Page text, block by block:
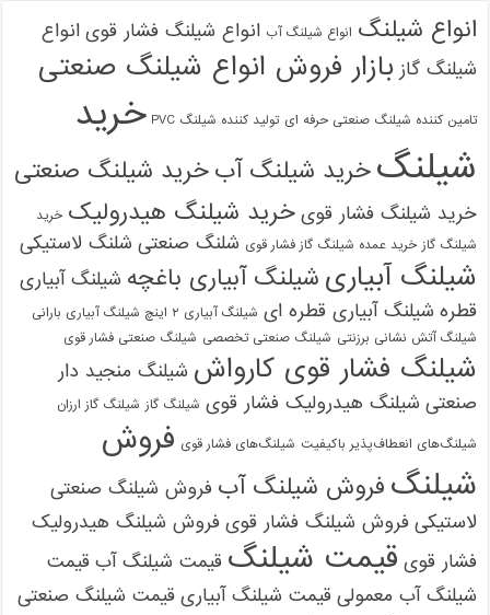
انواع شیلنگ انواع شیلنگ آب انواع شیلنگ فشار قوی انواع
شیلنگ گاز بازار فروش انواع شیلنگ صنعتی
تامین کننده شیلنگ صنعتی حرفه ای تولید کننده شیلنگ PVC
خرید
شیلنگخرید شیلنگ آبخرید شیلنگ صنعتی
خرید شیلنگ فشار قوی خرید شیلنگ هیدرولیک خرید
شیلنگ گاز خرید عمده شیلنگ گاز فشار قوی شلنگ صنعتی شلنگ لاستیکی
شیلنگ آبیاری شیلنگ آبیاری باغچه شیلنگ آبیاری
قطره شیلنگ آبیاری قطره ای شیلنگ آبیاری ۲ اینچ شیلنگ آبیاری بارانی
شیلنگ آتش نشانی برزنتی شیلنگ صنعتی تخصصی شیلنگ صنعتی فشار قوی
شیلنگ فشار قوی کارواش شیلنگ منجید دار
صنعتی شیلنگ هیدرولیک فشار قوی شیلنگ گاز شیلنگ گاز ارزان
شیلنگ‌های انعطاف‌پذیر باکیفیت شیلنگ‌های فشار قوی فروش
شیلنگ فروش شیلنگ آب فروش شیلنگ صنعتی
لاستیکی فروش شیلنگ فشار قوی فروش شیلنگ هیدرولیک
فشار قوی قیمت شیلنگ قیمت شیلنگ آب قیمت
شیلنگ آب معمولی قیمت شیلنگ آبیاری قیمت شیلنگ صنعتی